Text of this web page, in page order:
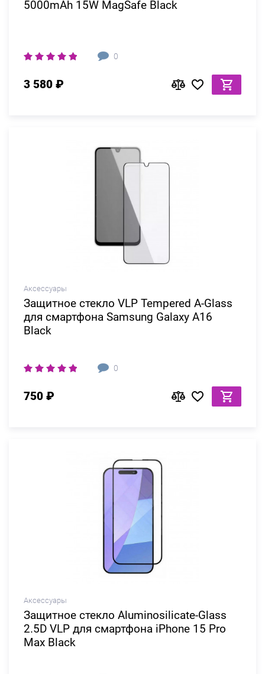
5000mAh 15W MagSafe Black
0
3 580 ₽
Аксессуары
Защитное стекло VLP Tempered A-Glass
для смартфона Samsung Galaxy A16
Black
0
750 ₽
Аксессуары
Защитное стекло Aluminosilicate-Glass
2.5D VLP для смартфона iPhone 15 Pro
Max Black